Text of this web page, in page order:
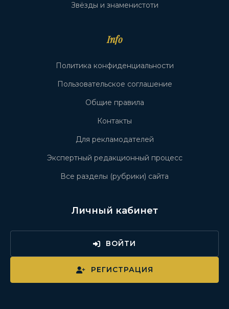
Звёзды и знаменистоти
Info
Политика конфиденциальности
Пользовательское соглашение
Общие правила
Контакты
Для рекламодателей
Экспертный редакционный процесс
Все разделы (рубрики) сайта
Личный кабинет
ВОЙТИ
РЕГИСТРАЦИЯ